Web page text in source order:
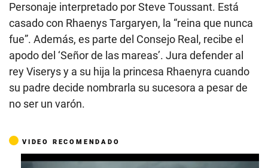
Personaje interpretado por Steve Toussant. Está
casado con Rhaenys Targaryen, la “reina que nunca
fue”. Además, es parte del Consejo Real, recibe el
apodo del ‘Señor de las mareas’. Jura defender al
rey Viserys y a su hija la princesa Rhaenyra cuando
su padre decide nombrarla su sucesora a pesar de
no ser un varón.
VIDEO RECOMENDADO